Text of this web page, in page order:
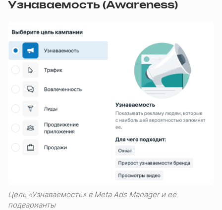
Узнаваемость (Awareness)
Цель «Узнаваемость» в Meta Ads Manager и ее
подварианты